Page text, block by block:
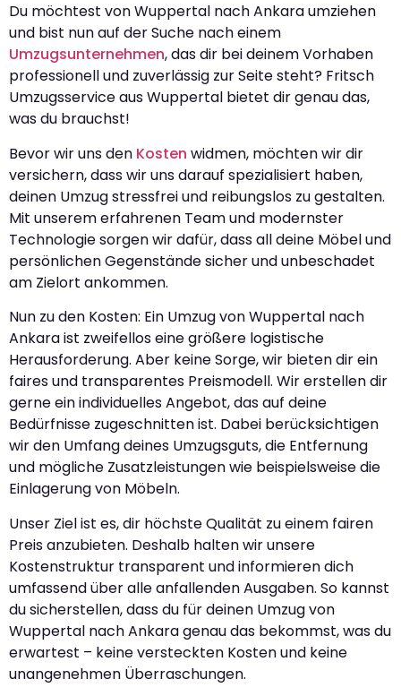
Du möchtest von Wuppertal nach Ankara umziehen
und bist nun auf der Suche nach einem
Umzugsunternehmen, das dir bei deinem Vorhaben
professionell und zuverlässig zur Seite steht? Fritsch
Umzugsservice aus Wuppertal bietet dir genau das,
was du brauchst!
Bevor wir uns den Kosten widmen, möchten wir dir
versichern, dass wir uns darauf spezialisiert haben,
deinen Umzug stressfrei und reibungslos zu gestalten.
Mit unserem erfahrenen Team und modernster
Technologie sorgen wir dafür, dass all deine Möbel und
persönlichen Gegenstände sicher und unbeschadet
am Zielort ankommen.
Nun zu den Kosten: Ein Umzug von Wuppertal nach
Ankara ist zweifellos eine größere logistische
Herausforderung. Aber keine Sorge, wir bieten dir ein
faires und transparentes Preismodell. Wir erstellen dir
gerne ein individuelles Angebot, das auf deine
Bedürfnisse zugeschnitten ist. Dabei berücksichtigen
wir den Umfang deines Umzugsguts, die Entfernung
und mögliche Zusatzleistungen wie beispielsweise die
Einlagerung von Möbeln.
Unser Ziel ist es, dir höchste Qualität zu einem fairen
Preis anzubieten. Deshalb halten wir unsere
Kostenstruktur transparent und informieren dich
umfassend über alle anfallenden Ausgaben. So kannst
du sicherstellen, dass du für deinen Umzug von
Wuppertal nach Ankara genau das bekommst, was du
erwartest – keine versteckten Kosten und keine
unangenehmen Überraschungen.